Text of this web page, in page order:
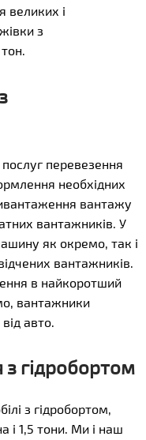
великих і
з
перевезення
необхідних
вантажу
вантажників. У
як окремо, так і
вантажників.
в найкоротший
вантажники
авто.
гідробортом
з гідробортом,
і 1,5 тони. Ми і наш